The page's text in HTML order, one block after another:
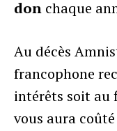
don chaque
Au décès
francophone
intérêts soit au
vous aura